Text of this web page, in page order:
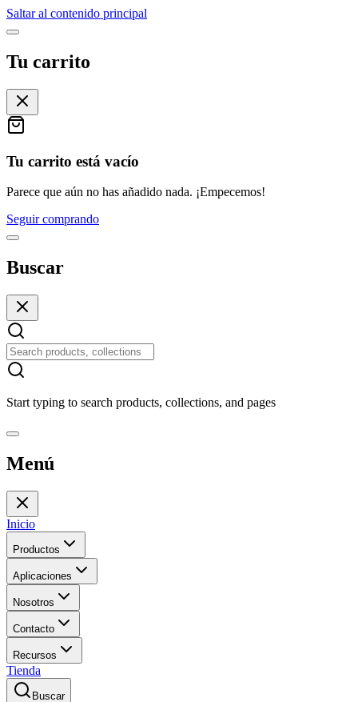
Saltar al contenido principal
Tu carrito
Tu carrito está vacío
Parece que aún no has añadido nada. ¡Empecemos!
Seguir comprando
Buscar
Start typing to search products, collections, and pages
Menú
Inicio
Productos
Aplicaciones
Nosotros
Contacto
Recursos
Tienda
Buscar